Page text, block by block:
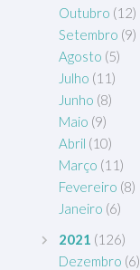
Outubro (12)
Setembro (9)
Agosto (5)
Julho (11)
Junho (8)
Maio (9)
Abril (10)
Março (11)
Fevereiro (8)
Janeiro (6)
2021 (126)
Dezembro (6)